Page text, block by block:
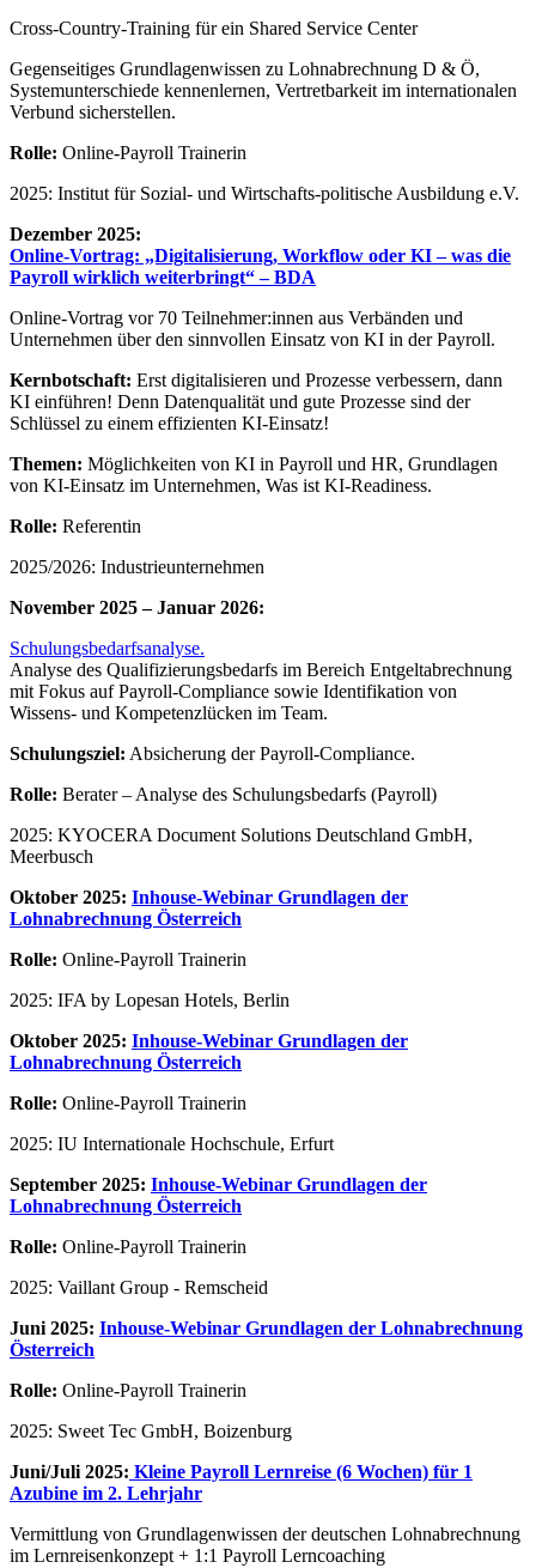
Cross-Country-Training für ein Shared Service Center
Gegenseitiges Grundlagenwissen zu Lohnabrechnung D & Ö,
Systemunterschiede kennenlernen, Vertretbarkeit im internationalen
Verbund sicherstellen.
Rolle: Online-Payroll Trainerin
2025: Institut für Sozial- und Wirtschafts-politische Ausbildung e.V.
Dezember 2025:
Online-Vortrag: „Digitalisierung, Workflow oder KI – was die
Payroll wirklich weiterbringt“ – BDA
Online-Vortrag vor 70 Teilnehmer:innen aus Verbänden und
Unternehmen über den sinnvollen Einsatz von KI in der Payroll.
Kernbotschaft: Erst digitalisieren und Prozesse verbessern, dann
KI einführen! Denn Datenqualität und gute Prozesse sind der
Schlüssel zu einem effizienten KI-Einsatz!
Themen: Möglichkeiten von KI in Payroll und HR, Grundlagen
von KI-Einsatz im Unternehmen, Was ist KI-Readiness.
Rolle: Referentin
2025/2026: Industrieunternehmen
November 2025 – Januar 2026:
Schulungsbedarfsanalyse.
Analyse des Qualifizierungsbedarfs im Bereich Entgeltabrechnung
mit Fokus auf Payroll-Compliance sowie Identifikation von
Wissens- und Kompetenzlücken im Team.
Schulungsziel: Absicherung der Payroll-Compliance.
Rolle: Berater – Analyse des Schulungsbedarfs (Payroll)
2025: KYOCERA Document Solutions Deutschland GmbH,
Meerbusch
Oktober 2025: Inhouse-Webinar Grundlagen der
Lohnabrechnung Österreich
Rolle: Online-Payroll Trainerin
2025: IFA by Lopesan Hotels, Berlin
Oktober 2025: Inhouse-Webinar Grundlagen der
Lohnabrechnung Österreich
Rolle: Online-Payroll Trainerin
2025: IU Internationale Hochschule, Erfurt
September 2025: Inhouse-Webinar Grundlagen der
Lohnabrechnung Österreich
Rolle: Online-Payroll Trainerin
2025: Vaillant Group - Remscheid
Juni 2025: Inhouse-Webinar Grundlagen der Lohnabrechnung
Österreich
Rolle: Online-Payroll Trainerin
2025: Sweet Tec GmbH, Boizenburg
Juni/Juli 2025: Kleine Payroll Lernreise (6 Wochen) für 1
Azubine im 2. Lehrjahr
Vermittlung von Grundlagenwissen der deutschen Lohnabrechnung
im Lernreisenkonzept + 1:1 Payroll Lerncoaching